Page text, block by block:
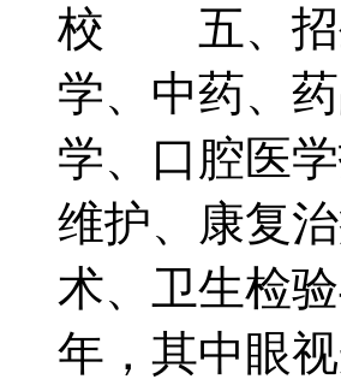
校 五、招
学、中药、
学、口腔医
维护、康复
术、卫生检
年，其中眼